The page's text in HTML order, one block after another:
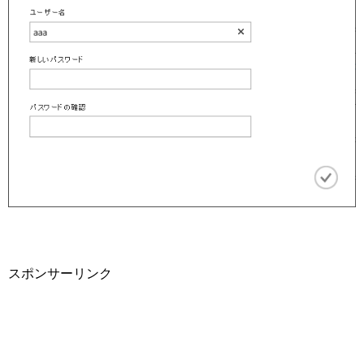
スポンサーリンク